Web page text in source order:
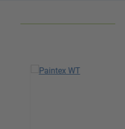
Skip product gallery